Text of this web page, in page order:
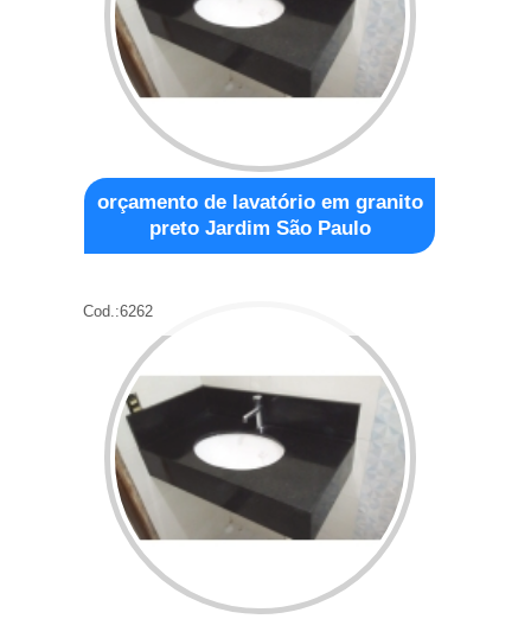
orçamento de lavatório em granito
preto Jardim São Paulo
Cod.:6262